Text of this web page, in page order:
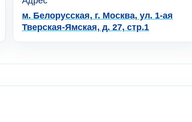
м. Белорусская, г. Москва, ул. 1-ая
Тверская-Ямская, д. 27, стр.1